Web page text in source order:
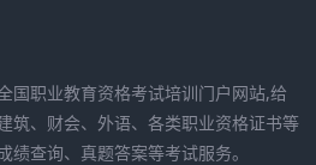
国职业教育资格考试培训门户网站,给
筑、财会、外语、各类职业资格证书等
查询、真题答案等考试服务。